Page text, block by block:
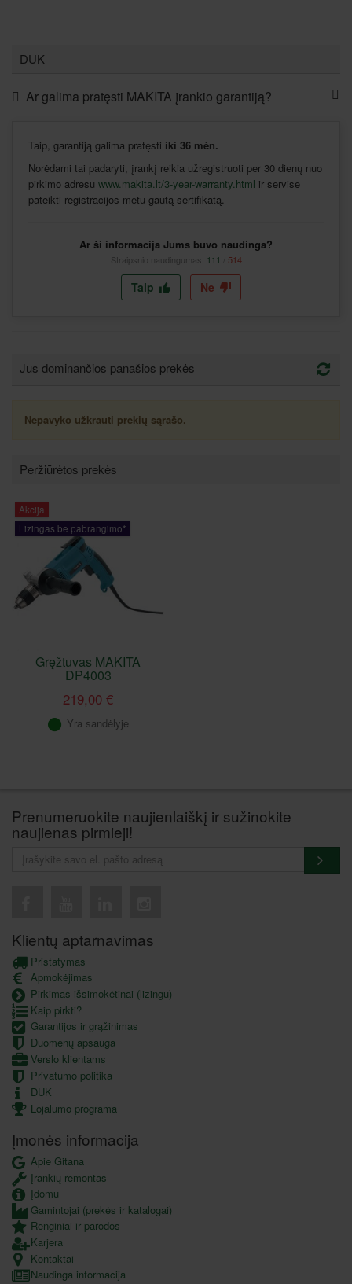
DUK
Ar galima pratęsti MAKITA įrankio garantiją?
Taip, garantiją galima pratęsti iki 36 mėn.
Norėdami tai padaryti, įrankį reikia užregistruoti per 30 dienų nuo
pirkimo adresu www.makita.lt/3-year-warranty.html ir servise
pateikti registracijos metu gautą sertifikatą.
Ar ši informacija Jums buvo naudinga?
Straipsnio naudingumas: 111 514
Taip Ne
Jus dominančios panašios prekės
Nepavyko užkrauti prekių sąrašo.
Peržiūrėtos prekės
Akcija
Lizingas be pabrangimo*
Gręžtuvas MAKITA
DP4003
219,00 €
Yra sandėlyje
Prenumeruokite naujienlaiškį ir sužinokite
naujienas pirmieji!
Klientų aptarnavimas
Pristatymas
Apmokėjimas
Pirkimas išsimokėtinai (lizingu)
Kaip pirkti?
Garantijos ir grąžinimas
Duomenų apsauga
Verslo klientams
Privatumo politika
DUK
Lojalumo programa
Įmonės informacija
Apie Gitana
Įrankių remontas
Įdomu
Gamintojai (prekės ir katalogai)
Renginiai ir parodos
Karjera
Kontaktai
Naudinga informacija